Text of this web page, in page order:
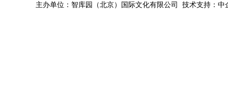
主办单位：智库园（北京）国际文化有限公司 技术支持：